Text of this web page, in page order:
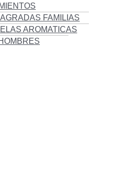
FAMILIAS
AROMATICAS